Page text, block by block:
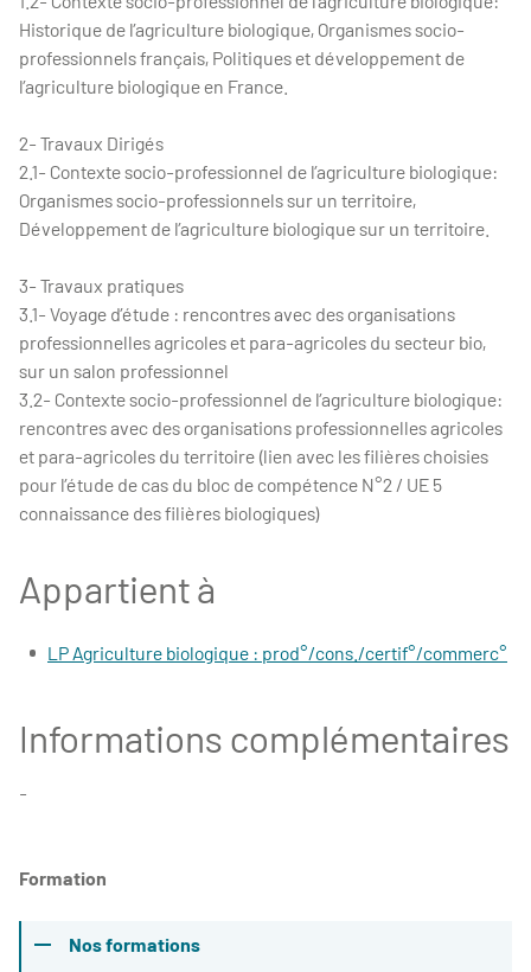
Historique de l’agriculture biologique, Organismes socio-
professionnels français, Politiques et développement de
l’agriculture biologique en France.
2- Travaux Dirigés
2.1- Contexte socio-professionnel de l’agriculture biologique:
Organismes socio-professionnels sur un territoire,
Développement de l’agriculture biologique sur un territoire.
3- Travaux pratiques
3.1- Voyage d’étude : rencontres avec des organisations
professionnelles agricoles et para-agricoles du secteur bio,
sur un salon professionnel
3.2- Contexte socio-professionnel de l’agriculture biologique:
rencontres avec des organisations professionnelles agricoles
et para-agricoles du territoire (lien avec les filières choisies
pour l’étude de cas du bloc de compétence N°2 / UE 5
connaissance des filières biologiques)
Appartient à
LP Agriculture biologique : prod°/cons./certif°/commerc°
Informations complémentaires
-
Formation
Nos formations